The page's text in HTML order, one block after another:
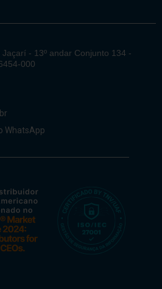
- 13º andar Conjunto 134 -
000
WhatsApp